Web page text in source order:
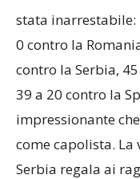
stata inarrestabile:
0 contro la
contro la Serbia,
39 a 20 contro la
impressionante
come capolista.
Serbia regala ai